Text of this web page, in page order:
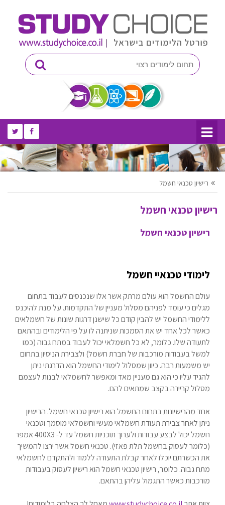
רישיון טכנאי חשמל
רישיון טכנאי חשמל
רישיון טכנאי חשמל
לימודי טכנאיי חשמל
עולם החשמל הוא עולם מרתק אשר אלו שנכנסים לעבוד בתחום
מגלים כי עומד לפניהם מסלול מעניין של התקדמות. על מנת להיכנס
ללימודי החשמל יש להבין קודם כל שישנן דרגות שונות של חשמלאים
כאשר לכל אחד יש את הסמכות שניתנה לו על פי הלימודים ובהתאם
לתעודה שלו. כלומר, לא כל חשמלאי יכול לעבוד במתח גבוה (כמו
למשל בעבודות מורכבות של חברת חשמל) ולצבירת הניסיון בתחום
יש משמעות רבה. כיוון שמסלול לימודי החשמל הוא הדרגתי ניתן
להגיד עליו כי הוא גם מעניין מאד ומאפשר לחשמלאי לבנות לעצמם
מסלול קריירה בקצב שמתאים להם.
אחד מהרישיונות בתחום החשמל הוא רישיון טכנאי חשמל. הרישיון
ניתן לאחר צבירת תעודת חשמלאי מעשי וחשמלאי מוסמך וטכנאי
חשמל יכול לבצע עבודות ולערוך תוכניות חשמל עד ל- 400X3 אמפר
(כלומר לעסוק בחשמל תלת פאזי). טכנאי חשמל אשר ירצו להמשיך
את הכשרתם יוכלו לאחר קבלת התעודה ללמוד ולהתקדם לחשמלאי
מתח גבוה. כלומר, רישיון טכנאי חשמל הוא רישיון לעסוק בעבודות
מורכבות כאשר התגמול עליהן בהתאם.